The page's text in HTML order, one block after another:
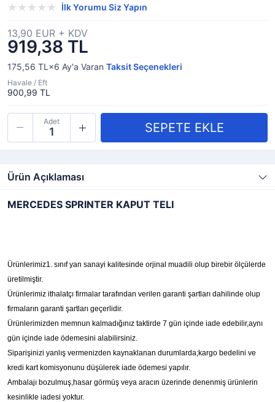
İlk Yorumu Siz Yapın
919,38 TL
13,90 EUR + KDV
175,56 TL×6 Ay'a Varan Taksit Seçenekleri
Havale / Eft
900,99 TL
Adet
Ürün Açıklaması
MERCEDES SPRINTER KAPUT TELI
Ürünlerimiz1. sınıf yan sanayi kalitesinde orjinal muadili olup birebir ölçülerde
üretilmiştir.
Ürünlerimiz ithalatçı firmalar tarafından verilen garanti şartları dahilinde olup
firmaların garanti şartları geçerlidir.
Ürünlerimizden memnun kalmadığınız taktirde 7 gün içinde iade edebilir,aynı
gün içinde iade ödemesini alabilirsiniz.
Siparişinizi yanlış vermenizden kaynaklanan durumlarda;kargo bedelini ve
kredi kart komisyonunu düşülerek iade ödemesi yapılır.
Ambalajı bozulmuş,hasar görmüş veya aracın üzerinde denenmiş ürünlerin
kesinlikle iadesi yoktur.